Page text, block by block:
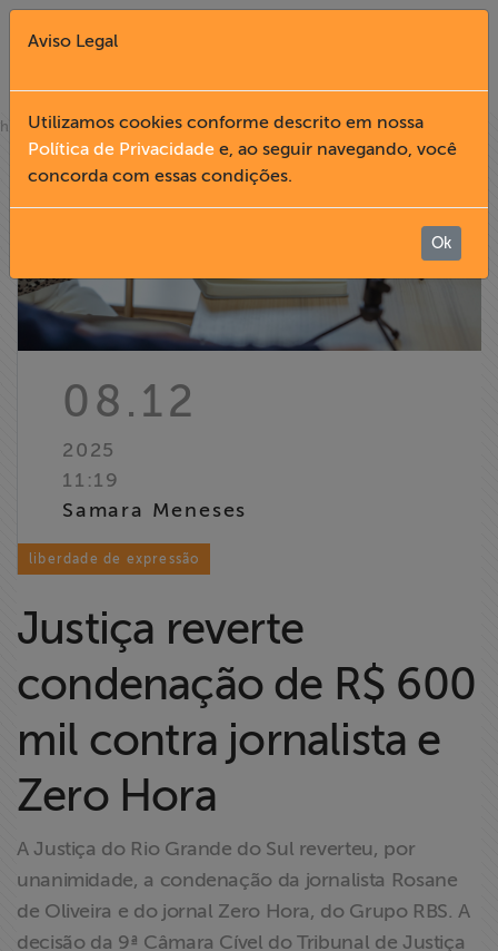
Fechar X
English
Institucional
Informação
Liberdade de
Expressão
Projetos
Proteção Legal
e Litigância
Documentários
dos
Homenageados
Notícias
Associe-se
home»notícias
08.12
2025
11:19
Samara Meneses
liberdade de expressão
Justiça reverte
condenação de R$ 600
mil contra jornalista e
Zero Hora
A Justiça do Rio Grande do Sul reverteu, por
unanimidade, a condenação da jornalista Rosane
de Oliveira e do jornal Zero Hora, do Grupo RBS. A
decisão da 9ª Câmara Cível do Tribunal de Justiça
Aviso Legal
Utilizamos cookies conforme descrito em nossa
Política de Privacidade e, ao seguir navegando, você
concorda com essas condições.
Ok